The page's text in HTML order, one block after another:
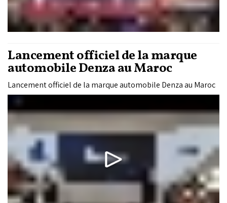
Lancement officiel de la marque
automobile Denza au Maroc
Lancement officiel de la marque automobile Denza au Maroc